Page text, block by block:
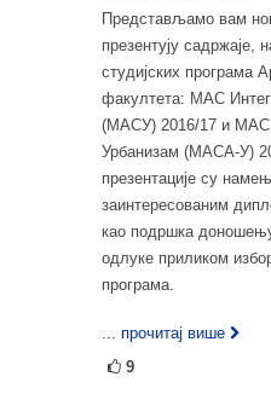
Представљамо вам
презентују садржаје,
студијских програма
факултета: МАС
(МАСУ) 2016/17 и МАС
Урбанизам (МАСА-У)
презентације су
заинтересованим
као подршка
одлуке приликом
програма.
... прочитај више
9